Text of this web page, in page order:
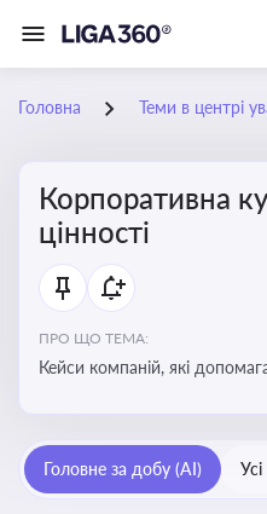
Головна Теми в центрі
Корпоративна
цінності
ПРО ЩО ТЕМА:
Кейси компаній, які
бізнес-середовища
Головне за добу (AI) Усі